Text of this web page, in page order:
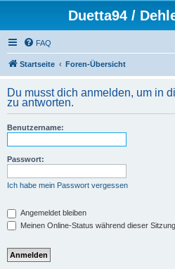
Duetta94 /
FAQ
Startseite Foren-Übersicht
Du musst dich anmelden, um in
zu antworten.
Benutzername:
Passwort:
Ich habe mein Passwort vergessen
Angemeldet bleiben
Meinen Online-Status während dieser